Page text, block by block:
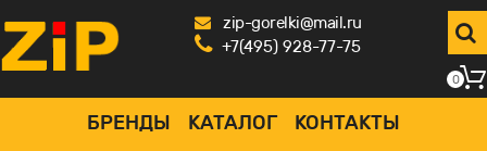
zip-gorelki@mail.ru
+7(495) 928-77-75
БРЕНДЫ КАТАЛОГ КОНТАКТЫ
0